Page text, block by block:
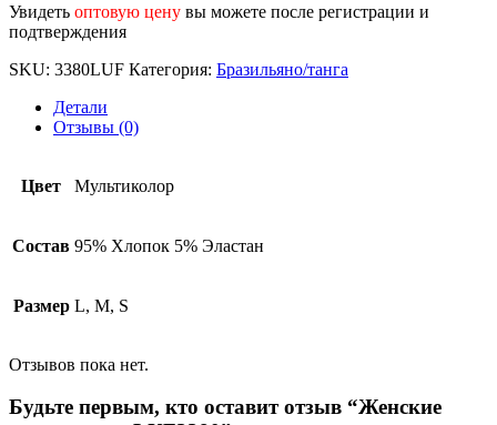
Увидеть оптовую цену вы можете после регистрации и
подтверждения
SKU: 3380LUF Категория: Бразильяно/танга
Детали
Отзывы (0)
Цвет Мультиколор
Состав 95% Хлопок 5% Эластан
Размер L, M, S
Отзывов пока нет.
Будьте первым, кто оставит отзыв “Женские